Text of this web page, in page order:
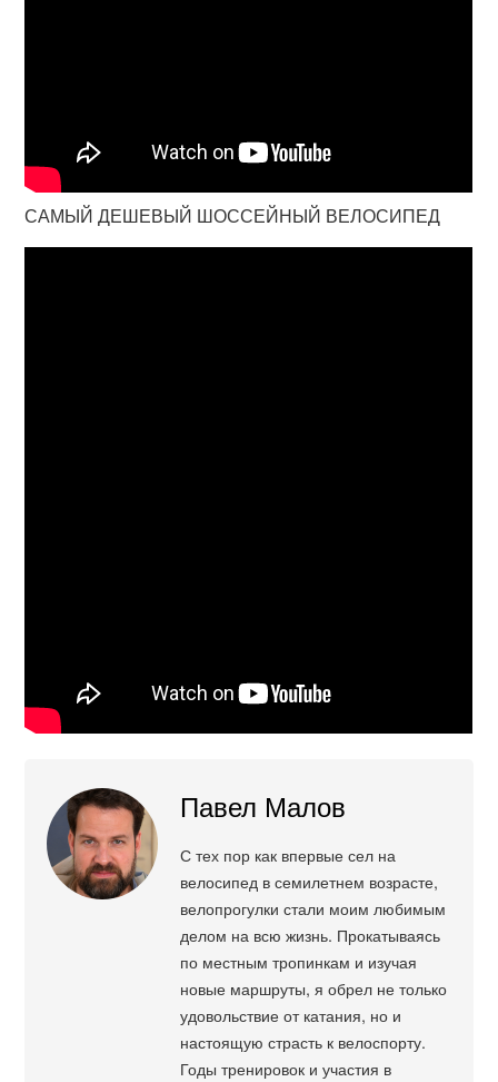
САМЫЙ ДЕШЕВЫЙ ШОССЕЙНЫЙ ВЕЛОСИПЕД
Павел Малов
С тех пор как впервые сел на
велосипед в семилетнем возрасте,
велопрогулки стали моим любимым
делом на всю жизнь. Прокатываясь
по местным тропинкам и изучая
новые маршруты, я обрел не только
удовольствие от катания, но и
настоящую страсть к велоспорту.
Годы тренировок и участия в